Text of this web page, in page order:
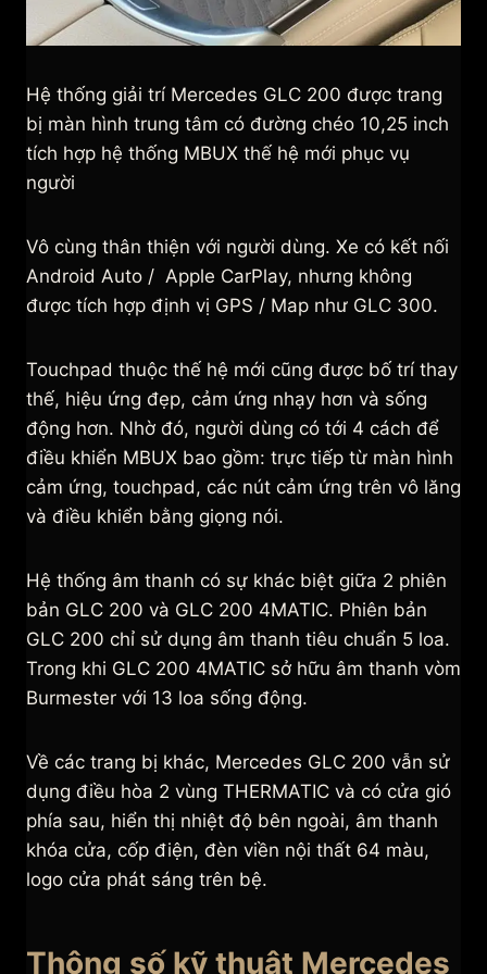
Hệ thống giải trí Mercedes GLC 200 được trang
bị màn hình trung tâm có đường chéo 10,25 inch
tích hợp hệ thống MBUX thế hệ mới phục vụ
người
Vô cùng thân thiện với người dùng. Xe có kết nối
Android Auto / Apple CarPlay, nhưng không
được tích hợp định vị GPS / Map như GLC 300.
Touchpad thuộc thế hệ mới cũng được bố trí thay
thế, hiệu ứng đẹp, cảm ứng nhạy hơn và sống
động hơn. Nhờ đó, người dùng có tới 4 cách để
điều khiển MBUX bao gồm: trực tiếp từ màn hình
cảm ứng, touchpad, các nút cảm ứng trên vô lăng
và điều khiển bằng giọng nói.
Hệ thống âm thanh có sự khác biệt giữa 2 phiên
bản GLC 200 và GLC 200 4MATIC. Phiên bản
GLC 200 chỉ sử dụng âm thanh tiêu chuẩn 5 loa.
Trong khi GLC 200 4MATIC sở hữu âm thanh vòm
Burmester với 13 loa sống động.
Về các trang bị khác, Mercedes GLC 200 vẫn sử
dụng điều hòa 2 vùng THERMATIC và có cửa gió
phía sau, hiển thị nhiệt độ bên ngoài, âm thanh
khóa cửa, cốp điện, đèn viền nội thất 64 màu,
logo cửa phát sáng trên bệ.
Thông số kỹ thuật Mercedes